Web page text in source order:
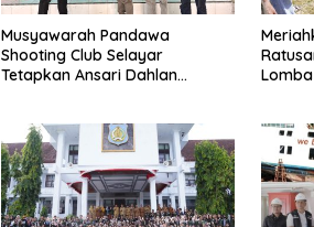
Musyawarah Pandawa
Shooting Club Selayar
Tetapkan Ansari Dahlan